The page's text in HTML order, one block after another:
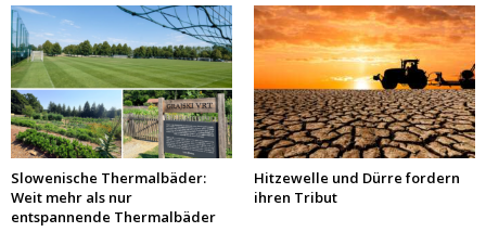
Slowenische Thermalbäder:
Weit mehr als nur
entspannende Thermalbäder
Hitzewelle und Dürre fordern
ihren Tribut